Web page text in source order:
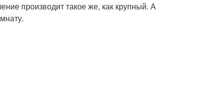
производит такое же, как крупный. А